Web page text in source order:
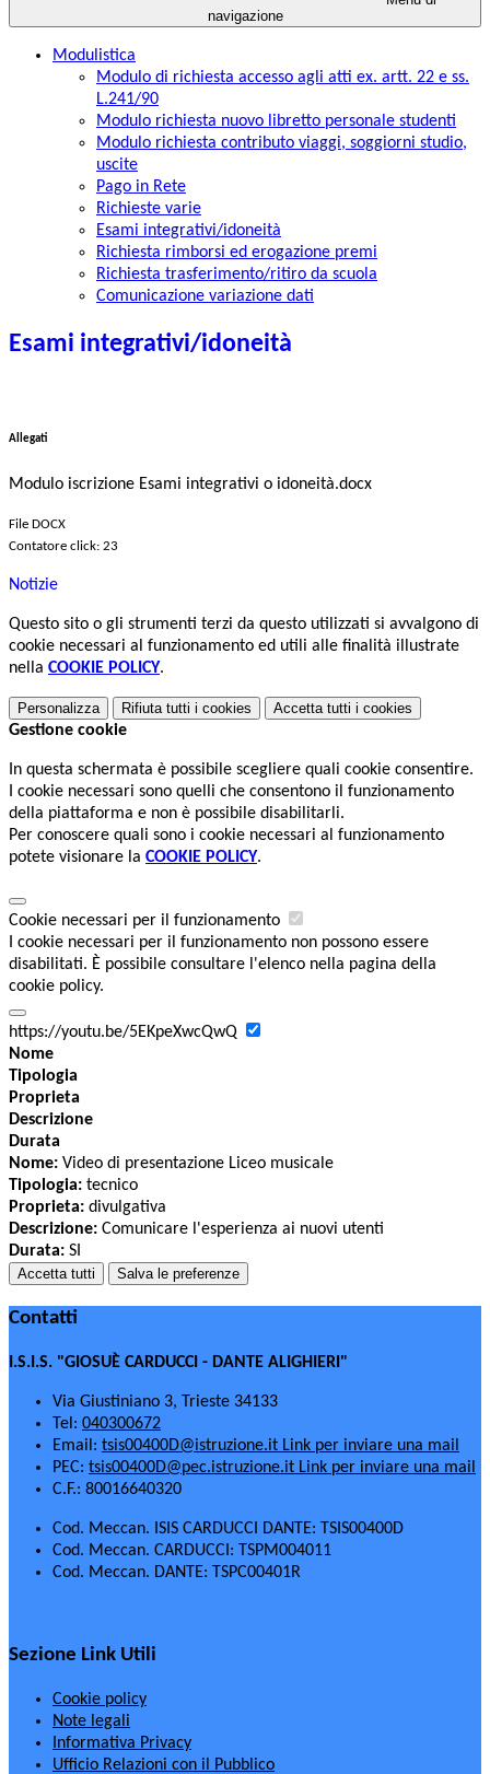
navigazione
Modulistica
Modulo di richiesta accesso agli atti ex. artt. 22 e ss.
L.241/90
Modulo richiesta nuovo libretto personale studenti
Modulo richiesta contributo viaggi, soggiorni studio,
uscite
Pago in Rete
Richieste varie
Esami integrativi/idoneità
Richiesta rimborsi ed erogazione premi
Richiesta trasferimento/ritiro da scuola
Comunicazione variazione dati
Esami integrativi/idoneità
Allegati
Modulo iscrizione Esami integrativi o idoneità.docx
File DOCX
Contatore click: 23
Notizie
Questo sito o gli strumenti terzi da questo utilizzati si avvalgono di
cookie necessari al funzionamento ed utili alle finalità illustrate
nella COOKIE POLICY.
Personalizza Rifiuta tutti i cookies Accetta tutti i cookies
Gestione cookie
In questa schermata è possibile scegliere quali cookie consentire.
I cookie necessari sono quelli che consentono il funzionamento
della piattaforma e non è possibile disabilitarli.
Per conoscere quali sono i cookie necessari al funzionamento
potete visionare la COOKIE POLICY.
Cookie necessari per il funzionamento
I cookie necessari per il funzionamento non possono essere
disabilitati. È possibile consultare l'elenco nella pagina della
cookie policy.
https://youtu.be/5EKpeXwcQwQ
Nome
Tipologia
Proprieta
Descrizione
Durata
Nome: Video di presentazione Liceo musicale
Tipologia: tecnico
Proprieta: divulgativa
Descrizione: Comunicare l'esperienza ai nuovi utenti
Durata: SI
Accetta tutti Salva le preferenze
Contatti
I.S.I.S. "GIOSUÈ CARDUCCI - DANTE ALIGHIERI"
Via Giustiniano 3, Trieste 34133
Tel: 040300672
Email: tsis00400D@istruzione.it Link per inviare una mail
PEC: tsis00400D@pec.istruzione.it Link per inviare una mail
C.F.: 80016640320
Cod. Meccan. ISIS CARDUCCI DANTE: TSIS00400D
Cod. Meccan. CARDUCCI: TSPM004011
Cod. Meccan. DANTE: TSPC00401R
Sezione Link Utili
Cookie policy
Note legali
Informativa Privacy
Ufficio Relazioni con il Pubblico